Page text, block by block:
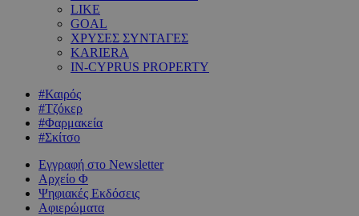
LIKE
GOAL
ΧΡΥΣΕΣ ΣΥΝΤΑΓΕΣ
KARIERA
IN-CYPRUS PROPERTY
#Καιρός
#Τζόκερ
#Φαρμακεία
#Σκίτσο
Εγγραφή στο Newsletter
Αρχείο Φ
Ψηφιακές Εκδόσεις
Αφιερώματα